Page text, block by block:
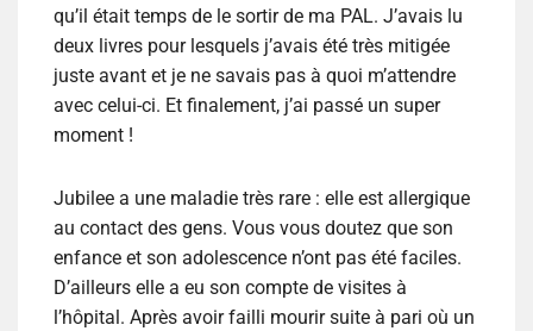
qu’il était temps de le sortir de ma PAL. J’avais lu
deux livres pour lesquels j’avais été très mitigée
juste avant et je ne savais pas à quoi m’attendre
avec celui-ci. Et finalement, j’ai passé un super
moment !
Jubilee a une maladie très rare : elle est allergique
au contact des gens. Vous vous doutez que son
enfance et son adolescence n’ont pas été faciles.
D’ailleurs elle a eu son compte de visites à
l’hôpital. Après avoir failli mourir suite à pari où un